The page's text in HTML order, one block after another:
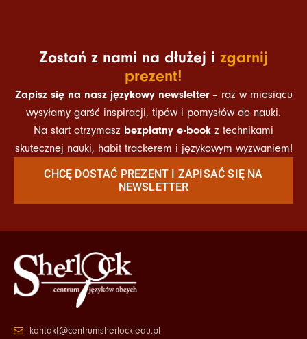
Zostań z nami na dłużej i zgarnij
prezent!
Zapisz się na nasz językowy newsletter– raz w miesiącu
wysyłamy garść inspiracji, tipów i pomysłów do nauki.
Na start otrzymasz bezpłatny e-book z technikami
skutecznej nauki, habit trackerem i językowym wyzwaniem!
CHCĘ DOSTAĆ PREZENT I ZAPISAĆ SIĘ NA
NEWSLETTER
kontakt@centrumsherlock.edu.pl